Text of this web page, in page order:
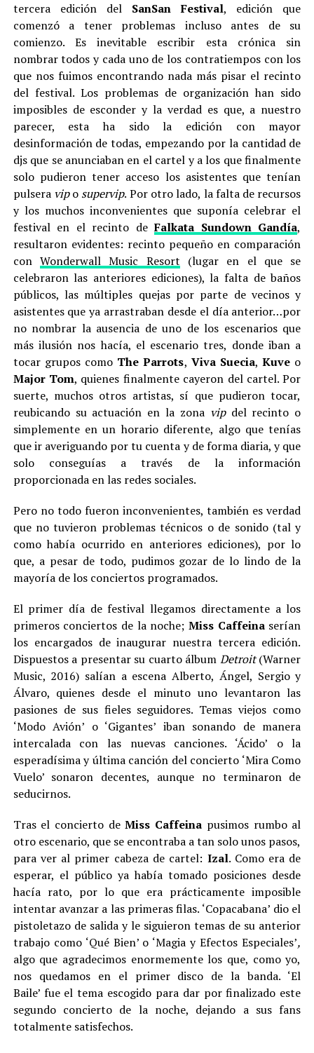
tercera edición delSanSan Festival, edición que
comenzó a tener problemas incluso antes de su
comienzo. Es inevitable escribir esta crónica sin
nombrar todos y cada uno de los contratiempos con los
que nos fuimos encontrando nada más pisar el recinto
del festival. Los problemas de organización han sido
imposibles de esconder y la verdad es que, a nuestro
parecer, esta ha sido la edición con mayor
desinformación de todas, empezando por la cantidad de
djs que se anunciaban en el cartel y a los que finalmente
solo pudieron tener acceso los asistentes que tenían
pulsera vipo supervip. Por otro lado, la falta de recursos
y los muchos inconvenientes que suponía celebrar el
festival en el recinto deFalkata Sundown Gandía,
resultaron evidentes: recinto pequeño en comparación
con Wonderwall Music Resort (lugar en el que se
celebraron las anteriores ediciones), la falta de baños
públicos, las múltiples quejas por parte de vecinos y
asistentes que ya arrastraban desde el día anterior…por
no nombrar la ausencia de uno de los escenarios que
más ilusión nos hacía, el escenario tres, donde iban a
tocar grupos como The Parrots, Viva Suecia,Kuve o
Major Tom, quienes finalmente cayeron del cartel. Por
suerte, muchos otros artistas, sí que pudieron tocar,
reubicando su actuación en la zonavipdel recinto o
simplemente en un horario diferente, algo que tenías
que ir averiguando por tu cuenta y de forma diaria, y que
solo conseguías a través de la información
proporcionada en las redes sociales.
Pero no todo fueron inconvenientes, también es verdad
que no tuvieron problemas técnicos o de sonido (tal y
como había ocurrido en anteriores ediciones), por lo
que, a pesar de todo, pudimos gozar de lo lindo de la
mayoría de los conciertos programados.
El primer día de festival llegamos directamente a los
primeros conciertos de la noche; Miss Caffeinaserían
los encargados de inaugurar nuestra tercera edición.
Dispuestos a presentar su cuarto álbum Detroit(Warner
Music, 2016) salían a escena Alberto, Ángel, Sergio y
Álvaro, quienes desde el minuto uno levantaron las
pasiones de sus fieles seguidores. Temas viejos como
‘Modo Avión’ o ‘Gigantes’ iban sonando de manera
intercalada con las nuevas canciones. ‘Ácido’
o la
esperadísima y última canción del concierto ‘Mira Como
Vuelo’ sonaron decentes, aunque no terminaron de
seducirnos.
Tras el concierto deMiss Caffeina pusimos rumbo al
otro escenario, que se encontraba a tan solo unos pasos,
para ver al primer cabeza de cartel: Izal. Como era de
esperar, el público ya había tomado posiciones desde
hacía rato, por lo que era prácticamente imposible
intentar avanzar a las primeras filas. ‘Copacabana’ dio el
pistoletazo de salida y le siguieron temas de su anterior
trabajo como ‘Qué Bien’ o ‘Magia y Efectos Especiales’,
algo que agradecimos enormemente los que, como yo,
nos quedamos en el primer disco de la banda. ‘El
Baile’ fue el tema escogido para dar por finalizado este
segundo concierto de la noche, dejando a sus fans
totalmente satisfechos.